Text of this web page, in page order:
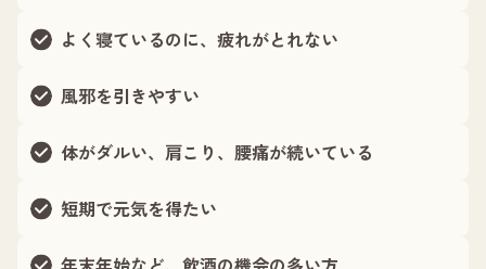
よく寝ているのに、疲れがとれない
風邪を引きやすい
体がダルい、肩こり、腰痛が続いている
短期で元気を得たい